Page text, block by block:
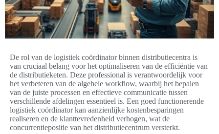
De rol van de logistiek coördinator binnen distributiecentra is
van cruciaal belang voor het optimaliseren van de efficiëntie van
de distributieketen. Deze professional is verantwoordelijk voor
het verbeteren van de algehele workflow, waarbij het bepalen
van de juiste processen en effectieve communicatie tussen
verschillende afdelingen essentieel is. Een goed functionerende
logistiek coördinator kan aanzienlijke kostenbesparingen
realiseren en de klanttevredenheid verhogen, wat de
concurrentiepositie van het distributiecentrum versterkt.